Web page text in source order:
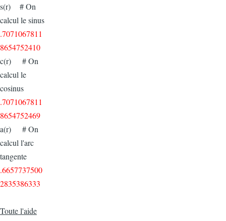
s(r) # On
calcul le sinus
.7071067811
8654752410
c(r) # On
calcul le
cosinus
.7071067811
8654752469
a(r) # On
calcul l'arc
tangente
.6657737500
2835386333
Toute l'aide